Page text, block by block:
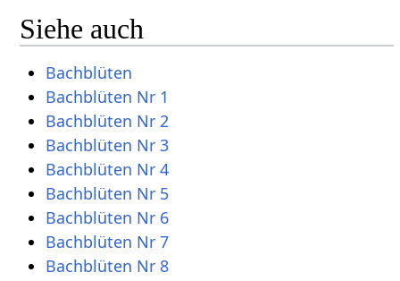
Siehe auch
Bachblüten
Bachblüten Nr 1
Bachblüten Nr 2
Bachblüten Nr 3
Bachblüten Nr 4
Bachblüten Nr 5
Bachblüten Nr 6
Bachblüten Nr 7
Bachblüten Nr 8